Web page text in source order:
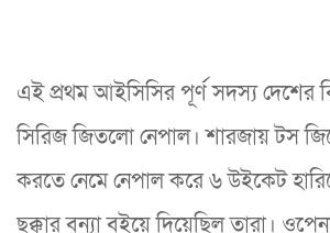
এই প্রথম আইসিসির পূর্ণ সদস্য দেশের
সিরিজ জিতলো নেপাল। শারজায় টস
করতে নেমে নেপাল করে ৬ উইকেট
ছক্কার বন্যা বইয়ে দিয়েছিল তারা।